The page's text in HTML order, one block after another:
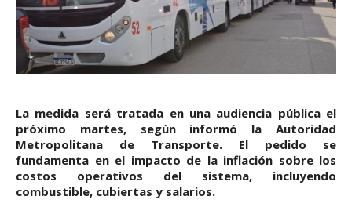
La medida será tratada en una audiencia pública el
próximo martes, según informó la Autoridad
Metropolitana de Transporte. El pedido se
fundamenta en el impacto de la inflación sobre los
costos operativos del sistema, incluyendo
combustible, cubiertas y salarios.